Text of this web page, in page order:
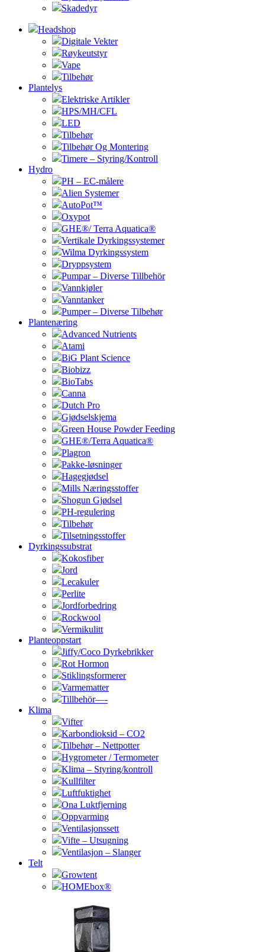
Skadedyr
Headshop
Digitale Vekter
Røykeutstyr
Vape
Tilbehør
Plantelys
Elektriske Artikler
HPS/MH/CFL
LED
Tilbehør
Tilbehør Og Montering
Timere – Styring/Kontroll
Hydro
PH – EC-målere
Alien Systemer
AutoPot™
Oxypot
GHE®/ Terra Aquatica®
Vertikale Dyrkingssystemer
Wilma Dyrkingssystem
Dryppsystem
Pumpar – Diverse Tillbehör
Vannkjøler
Vanntanker
Pumper – Diverse Tilbehør
Plantenæring
Advanced Nutrients
Atami
BiG Plant Science
Biobizz
BioTabs
Canna
Dutch Pro
Gjødselskjema
Green House Powder Feeding
GHE®/Terra Aquatica®
Plagron
Pakke-løsninger
Hagegjødsel
Mills Næringsstoffer
Shogun Gjødsel
PH-regulering
Tilbehør
Tilsetningsstoffer
Dyrkingssubstrat
Kokosfiber
Jord
Lecakuler
Perlite
Jordforbedring
Rockwool
Vermikulitt
Planteoppstart
Jiffy/Coco Dyrkebrikker
Rot Hormon
Stiklingsformerer
Varmematter
Tillbehör—-
Klima
Vifter
Karbondioksid – CO2
Tilbehør – Nettpotter
Hygrometer / Termometer
Klima – Styring/kontroll
Kullfilter
Luftfuktighet
Ona Luktfjerning
Oppvarming
Ventilasjonssett
Vifte – Utsugning
Ventilasjon – Slanger
Telt
Growtent
HOMEbox®